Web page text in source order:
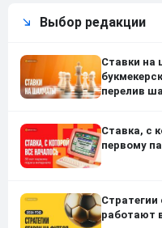
Выбор редакции
Ставки на
перелив
Ставка, с
первому
работают